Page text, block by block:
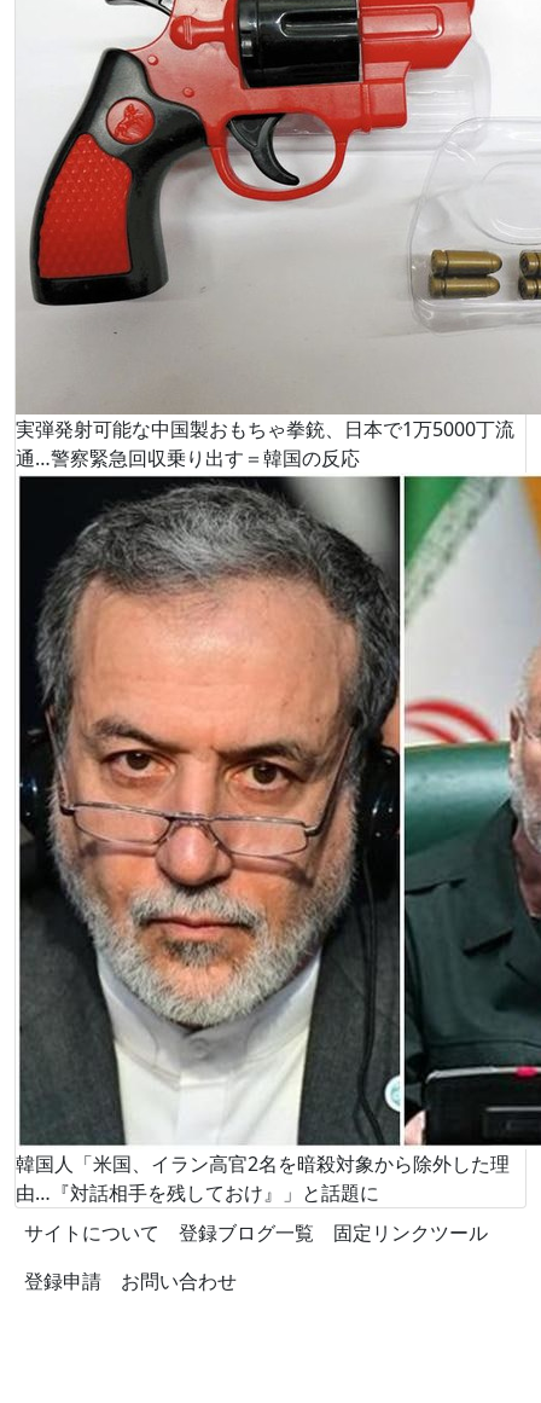
実弾発射可能な中国製おもちゃ拳銃、日本で1万5000丁流
通…警察緊急回収乗り出す＝韓国の反応
韓国人「米国、イラン高官2名を暗殺対象から除外した理
由…『対話相手を残しておけ』」と話題に
サイトについて
登録ブログ一覧
固定リンクツール
登録申請
お問い合わせ